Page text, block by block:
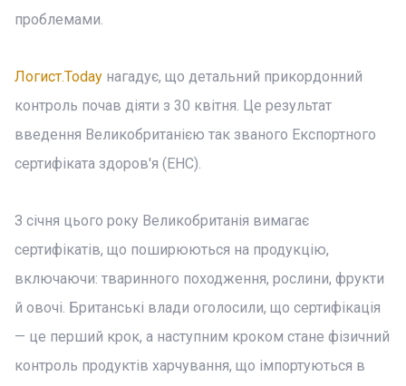
проблемами.
Логист.Today нагадує, що детальний прикордонний
контроль почав діяти з 30 квітня. Це результат
введення Великобританією так званого Експортного
сертифіката здоров'я (EHC).
З січня цього року Великобританія вимагає
сертифікатів, що поширюються на продукцію,
включаючи: тваринного походження, рослини, фрукти
й овочі. Британські влади оголосили, що сертифікація
— це перший крок, а наступним кроком стане фізичний
контроль продуктів харчування, що імпортуються в